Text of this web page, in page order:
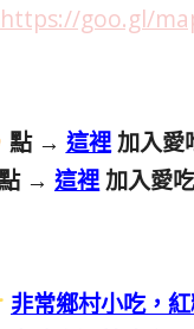
https://goo.gl/
點 → 這裡加入愛
點 →這裡加入愛
非常鄉村小吃，